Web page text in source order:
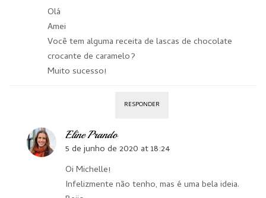
Olá
Amei
Você tem alguma receita de lascas de chocolate
crocante de caramelo?
Muito sucesso!
RESPONDER
Eline Prando
5 de junho de 2020 at 18:24
Oi Michelle!
Infelizmente não tenho, mas é uma bela ideia.